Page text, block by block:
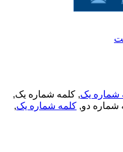
یک, کلمه شماره یک,
دو,کلمه شماره یک,